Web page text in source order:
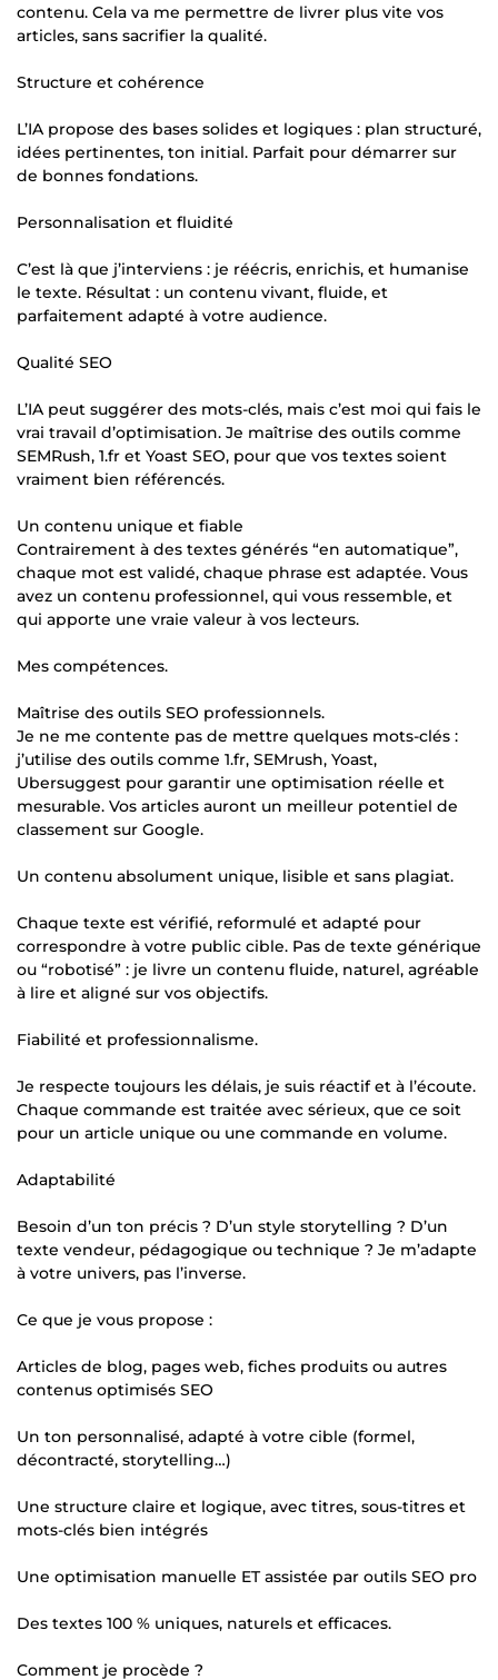
contenu. Cela va me permettre de livrer plus vite vos
articles, sans sacrifier la qualité.
Structure et cohérence
L’IA propose des bases solides et logiques : plan structuré,
idées pertinentes, ton initial. Parfait pour démarrer sur
de bonnes fondations.
Personnalisation et fluidité
C’est là que j’interviens : je réécris, enrichis, et humanise
le texte. Résultat : un contenu vivant, fluide, et
parfaitement adapté à votre audience.
Qualité SEO
L’IA peut suggérer des mots-clés, mais c’est moi qui fais le
vrai travail d’optimisation. Je maîtrise des outils comme
SEMRush, 1.fr et Yoast SEO, pour que vos textes soient
vraiment bien référencés.
Un contenu unique et fiable
Contrairement à des textes générés “en automatique”,
chaque mot est validé, chaque phrase est adaptée. Vous
avez un contenu professionnel, qui vous ressemble, et
qui apporte une vraie valeur à vos lecteurs.
Mes compétences.
Maîtrise des outils SEO professionnels.
Je ne me contente pas de mettre quelques mots-clés :
j’utilise des outils comme 1.fr, SEMrush, Yoast,
Ubersuggest pour garantir une optimisation réelle et
mesurable. Vos articles auront un meilleur potentiel de
classement sur Google.
Un contenu absolument unique, lisible et sans plagiat.
Chaque texte est vérifié, reformulé et adapté pour
correspondre à votre public cible. Pas de texte générique
ou “robotisé” : je livre un contenu fluide, naturel, agréable
à lire et aligné sur vos objectifs.
Fiabilité et professionnalisme.
Je respecte toujours les délais, je suis réactif et à l’écoute.
Chaque commande est traitée avec sérieux, que ce soit
pour un article unique ou une commande en volume.
Adaptabilité
Besoin d’un ton précis ? D’un style storytelling ? D’un
texte vendeur, pédagogique ou technique ? Je m’adapte
à votre univers, pas l’inverse.
Ce que je vous propose :
Articles de blog, pages web, fiches produits ou autres
contenus optimisés SEO
Un ton personnalisé, adapté à votre cible (formel,
décontracté, storytelling…)
Une structure claire et logique, avec titres, sous-titres et
mots-clés bien intégrés
Une optimisation manuelle ET assistée par outils SEO pro
Des textes 100 % uniques, naturels et efficaces.
Comment je procède ?